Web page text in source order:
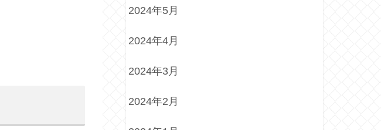
2024年5月
2024年4月
2024年3月
2024年2月